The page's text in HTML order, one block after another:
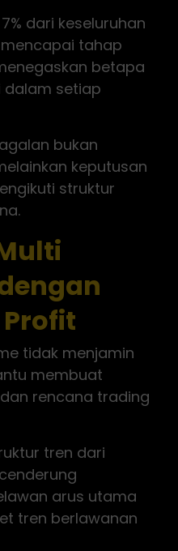
dari keseluruhan
tahap
betapa
dalam setiap
bukan
keputusan
struktur
tidak menjamin
membuat
rencana trading
tren dari
arus utama
tren berlawanan